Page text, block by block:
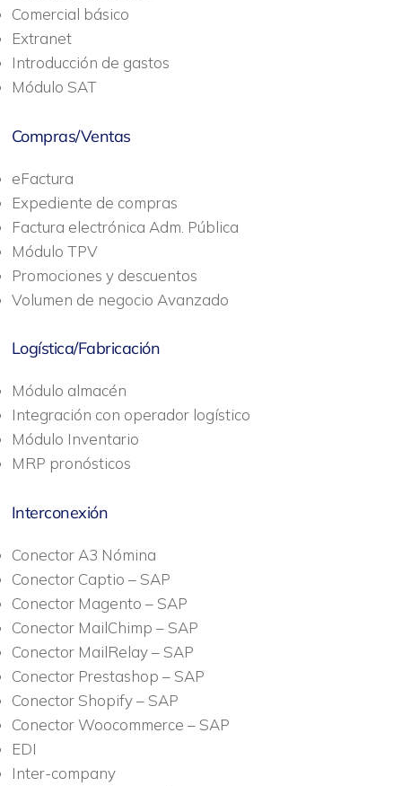
Comercial básico
Extranet
Introducción de gastos
Módulo SAT
Compras/Ventas
eFactura
Expediente de compras
Factura electrónica Adm. Pública
Módulo TPV
Promociones y descuentos
Volumen de negocio Avanzado
Logística/Fabricación
Módulo almacén
Integración con operador logístico
Módulo Inventario
MRP pronósticos
Interconexión
Conector A3 Nómina
Conector Captio – SAP
Conector Magento – SAP
Conector MailChimp – SAP
Conector MailRelay – SAP
Conector Prestashop – SAP
Conector Shopify – SAP
Conector Woocommerce – SAP
EDI
Inter-company